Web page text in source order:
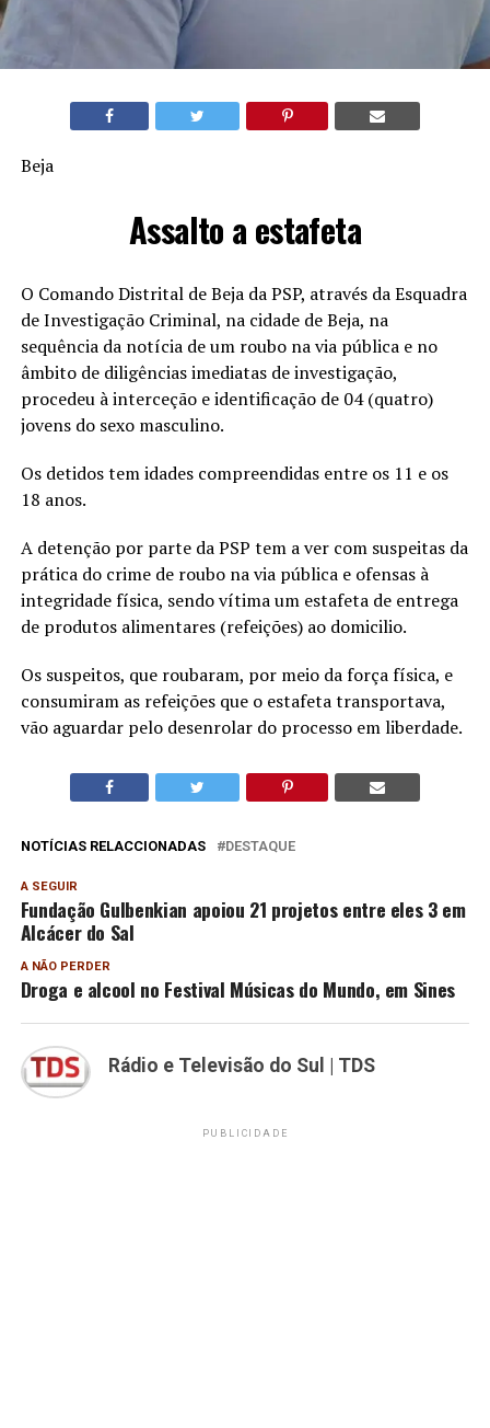
Beja
Assalto a estafeta
O Comando Distrital de Beja da PSP, através da Esquadra
de Investigação Criminal, na cidade de Beja, na
sequência da notícia de um roubo na via pública e no
âmbito de diligências imediatas de investigação,
procedeu à interceção e identificação de 04 (quatro)
jovens do sexo masculino.
Os detidos tem idades compreendidas entre os 11 e os
18 anos.
A detenção por parte da PSP tem a ver com suspeitas da
prática do crime de roubo na via pública e ofensas à
integridade física, sendo vítima um estafeta de entrega
de produtos alimentares (refeições) ao domicilio.
Os suspeitos, que roubaram, por meio da força física, e
consumiram as refeições que o estafeta transportava,
vão aguardar pelo desenrolar do processo em liberdade.
NOTÍCIAS RELACCIONADAS DESTAQUE
A SEGUIR
Fundação Gulbenkian apoiou 21 projetos entre eles 3 em
Alcácer do Sal
A NÃO PERDER
Droga e alcool no Festival Músicas do Mundo, em Sines
Rádio e Televisão do Sul | TDS
PUBLICIDADE